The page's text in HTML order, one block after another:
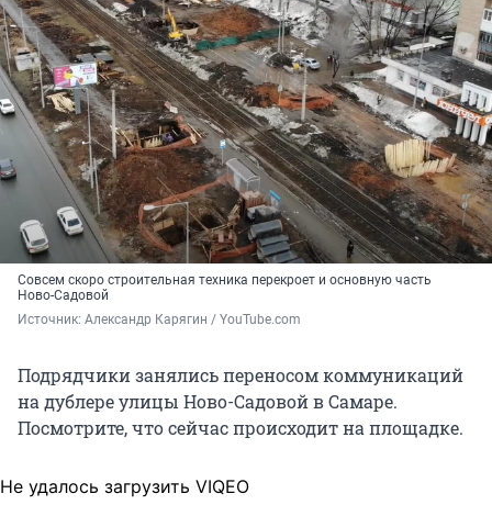
Совсем скоро строительная техника перекроет и основную часть
Ново-Садовой
Источник: Александр Карягин / YouTube.com
Подрядчики занялись переносом коммуникаций
на дублере улицы Ново-Садовой в Самаре.
Посмотрите, что сейчас происходит на площадке.
Не удалось загрузить VIQEO